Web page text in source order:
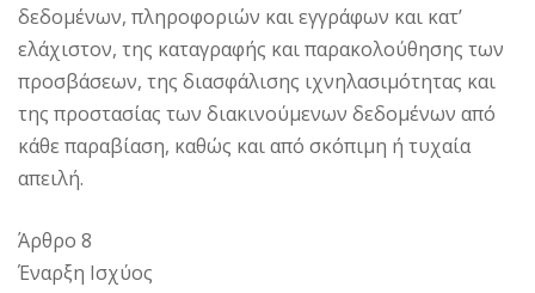
δεδομένων, πληροφοριών και εγγράφων και κατ’
ελάχιστον, της καταγραφής και παρακολούθησης των
προσβάσεων, της διασφάλισης ιχνηλασιμότητας και
της προστασίας των διακινούμενων δεδομένων από
κάθε παραβίαση, καθώς και από σκόπιμη ή τυχαία
απειλή.
Άρθρο 8
Έναρξη Ισχύος